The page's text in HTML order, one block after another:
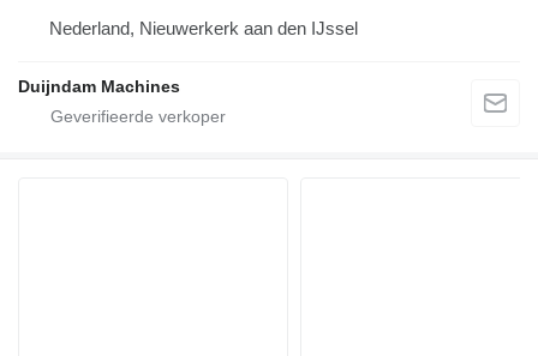
Nederland, Nieuwerkerk aan den IJssel
Duijndam Machines